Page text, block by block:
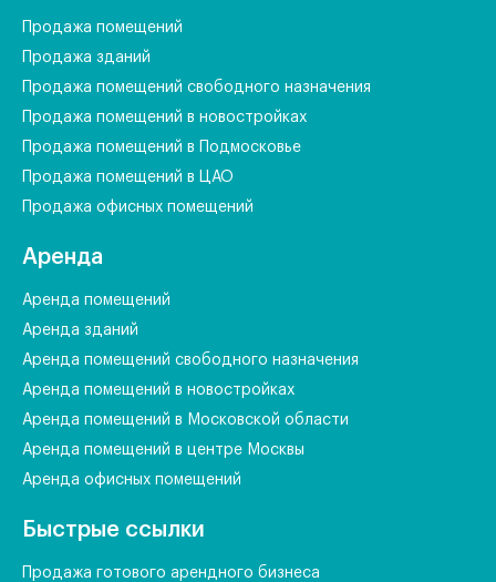
Продажа помещений
Продажа зданий
Продажа помещений свободного назначения
Продажа помещений в новостройках
Продажа помещений в Подмосковье
Продажа помещений в ЦАО
Продажа офисных помещений
Аренда
Аренда помещений
Аренда зданий
Аренда помещений свободного назначения
Аренда помещений в новостройках
Аренда помещений в Московской области
Аренда помещений в центре Москвы
Аренда офисных помещений
Быстрые ссылки
Продажа готового арендного бизнеса